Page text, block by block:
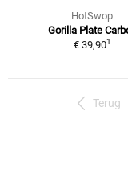
HotSwop
Gorilla Plate
€ 39,901
Terug